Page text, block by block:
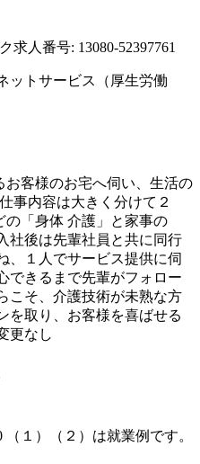
求人番号: 13080-52397761
ットサービス（厚生労働
客様のお宅へ伺い、生活の
事内容は大きく分けて２
「身体 介護」と家事の
社後は先輩社員と共に同行
、１人でサービス提供に伺
できるまで先輩がフォロー
こそ、介護技術が未熟な方
を取り、お客様を喜ばせる
更なし
（１）（２）は就業例です。